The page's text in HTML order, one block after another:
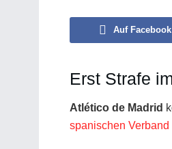
Auf
Erst Strafe
Atlético de Madrid
spanischen Verband